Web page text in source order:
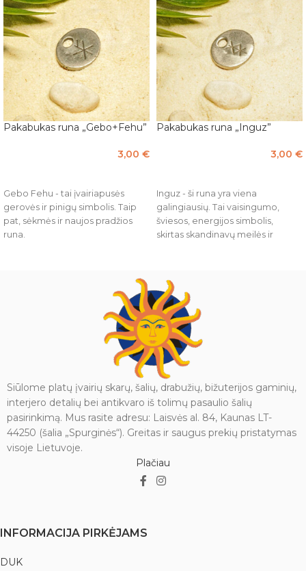
Pakabukas runa „Gebo+Fehu”
3,00 €
Gebo Fehu - tai įvairiapusės
gerovės ir pinigų simbolis. Taip
pat, sėkmės ir naujos pradžios
runa.
Pakabukas runa „Inguz”
3,00 €
Inguz - ši runa yra viena
galingiausių. Tai vaisingumo,
šviesos, energijos simbolis,
skirtas skandinavų meilės ir
Siūlome platų įvairių skarų, šalių, drabužių, bižuterijos gaminių,
interjero detalių bei antikvaro iš tolimų pasaulio šalių
pasirinkimą. Mus rasite adresu: Laisvės al. 84, Kaunas LT-
44250 (šalia „Spurginės“). Greitas ir saugus prekių pristatymas
visoje Lietuvoje.
Plačiau
INFORMACIJA PIRKĖJAMS
DUK